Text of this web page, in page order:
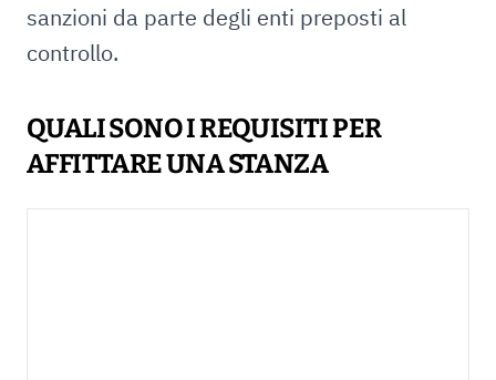
sanzioni da parte degli enti preposti al
controllo.
QUALI SONO I REQUISITI PER
AFFITTARE UNA STANZA